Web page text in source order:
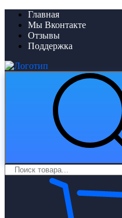
Главная
Мы Вконтакте
Отзывы
Поддержка